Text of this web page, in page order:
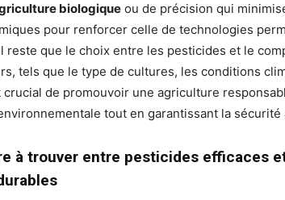
biologique ou de précision qui
pour renforcer celle de technologies
reste que le choix entre les pesticides et le
tels que le type de cultures, les conditions
crucial de promouvoir une agriculture
tout en garantissant la sécurité
à trouver entre pesticides efficaces